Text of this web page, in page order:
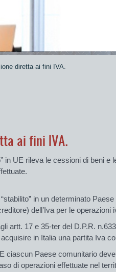
diretta ai fini IVA.
ai fini IVA.
in UE rileva le cessioni di beni
in un determinato
dell’Iva per le operazioni
artt. 17 e 35-ter del D.P.R.
in Italia una partita Iva
ciascun Paese comunitario
di operazioni effettuate nel